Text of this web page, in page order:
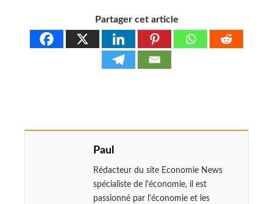
Partager cet article
Paul
Rédacteur du site Economie News
spécialiste de l'économie, il est
passionné par l'économie et les